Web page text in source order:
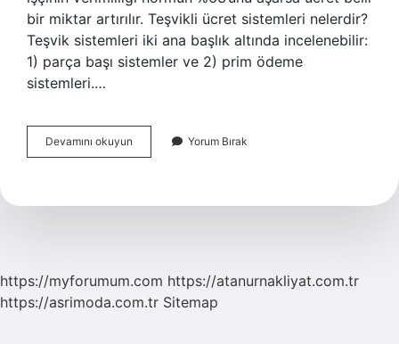
bir miktar artırılır. Teşvikli ücret sistemleri nelerdir?
Teşvik sistemleri iki ana başlık altında incelenebilir:
1) parça başı sistemler ve 2) prim ödeme
sistemleri.…
Devamını okuyun
Sistemleri
Yorum Bırak
https://myforumum.com https://atanurnakliyat.com.tr
https://asrimoda.com.tr Sitemap